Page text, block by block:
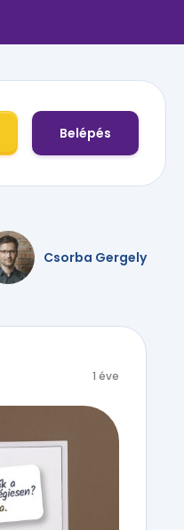
Belépés
Csorba Gergely
1 éve